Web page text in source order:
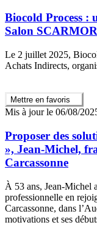
Biocold Process :
Salon
Le 2 juillet 2025,
Achats Indirects,
Mettre en favoris
Mis à jour le 06/08/
Proposer des
», Jean-Michel,
Carcassonne
À 53 ans, Jean-Michel
professionnelle en
Carcassonne, dans
motivations et ses